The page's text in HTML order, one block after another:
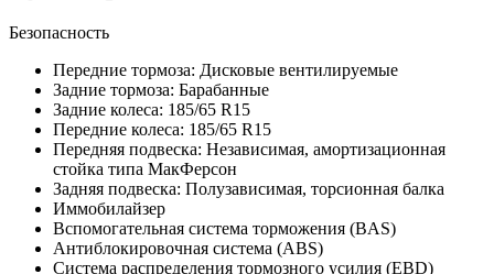
Безопасность
Передние тормоза: Дисковые вентилируемые
Задние тормоза: Барабанные
Задние колеса: 185/65 R15
Передние колеса: 185/65 R15
Передняя подвеска: Независимая, амортизационная
стойка типа МакФерсон
Задняя подвеска: Полузависимая, торсионная балка
Иммобилайзер
Вспомогательная система торможения (BAS)
Антиблокировочная система (ABS)
Система распределения тормозного усилия (EBD)